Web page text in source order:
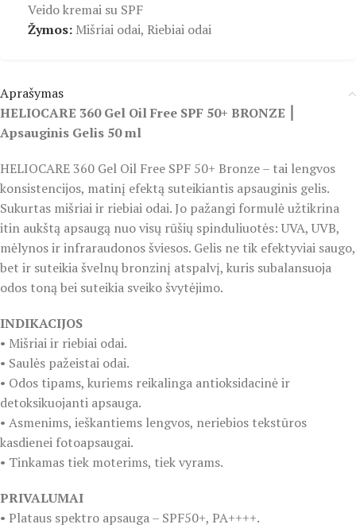
Veido kremai su SPF
Žymos: Mišriai odai, Riebiai odai
Aprašymas
HELIOCARE 360 Gel Oil Free SPF 50+ BRONZE ⎮
Apsauginis Gelis 50 ml
HELIOCARE 360 Gel Oil Free SPF 50+ Bronze – tai lengvos
konsistencijos, matinį efektą suteikiantis apsauginis gelis.
Sukurtas mišriai ir riebiai odai. Jo pažangi formulė užtikrina
itin aukštą apsaugą nuo visų rūšių spinduliuotės: UVA, UVB,
mėlynos ir infraraudonos šviesos. Gelis ne tik efektyviai saugo,
bet ir suteikia švelnų bronzinį atspalvį, kuris subalansuoja
odos toną bei suteikia sveiko švytėjimo.
INDIKACIJOS
• Mišriai ir riebiai odai.
• Saulės pažeistai odai.
• Odos tipams, kuriems reikalinga antioksidacinė ir
detoksikuojanti apsauga.
• Asmenims, ieškantiems lengvos, neriebios tekstūros
kasdienei fotoapsaugai.
• Tinkamas tiek moterims, tiek vyrams.
PRIVALUMAI
• Plataus spektro apsauga – SPF50+, PA++++.